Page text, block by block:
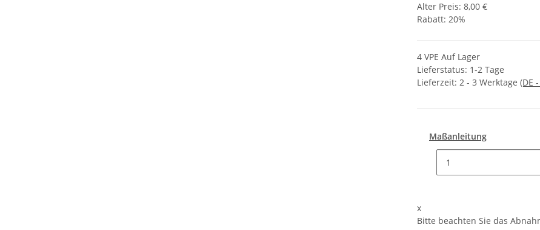
Alter Preis: 8,00 €
Rabatt: 20%
4 VPE Auf Lager
Lieferstatus: 1-2 Tage
Lieferzeit: 2 - 3 Werktage (DE
Maßanleitung
x
Bitte beachten Sie das